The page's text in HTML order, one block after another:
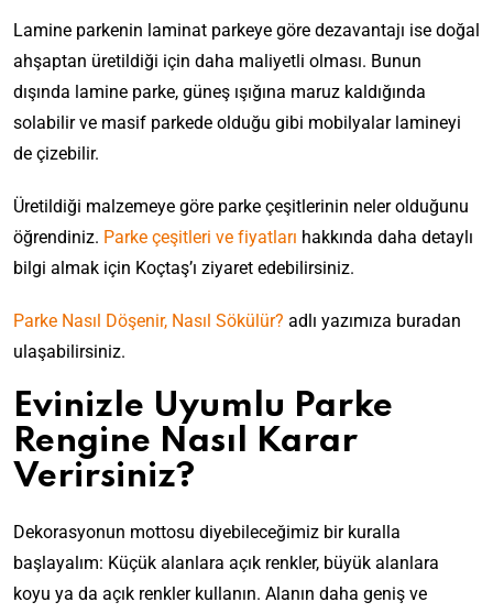
Lamine parkenin laminat parkeye göre dezavantajı ise doğal
ahşaptan üretildiği için daha maliyetli olması. Bunun
dışında lamine parke, güneş ışığına maruz kaldığında
solabilir ve masif parkede olduğu gibi mobilyalar lamineyi
de çizebilir.
Üretildiği malzemeye göre parke çeşitlerinin neler olduğunu
öğrendiniz. Parke çeşitleri ve fiyatları hakkında daha detaylı
bilgi almak için Koçtaş’ı ziyaret edebilirsiniz.
Parke Nasıl Döşenir, Nasıl Sökülür? adlı yazımıza buradan
ulaşabilirsiniz.
Evinizle Uyumlu Parke
Rengine Nasıl Karar
Verirsiniz?
Dekorasyonun mottosu diyebileceğimiz bir kuralla
başlayalım: Küçük alanlara açık renkler, büyük alanlara
koyu ya da açık renkler kullanın. Alanın daha geniş ve